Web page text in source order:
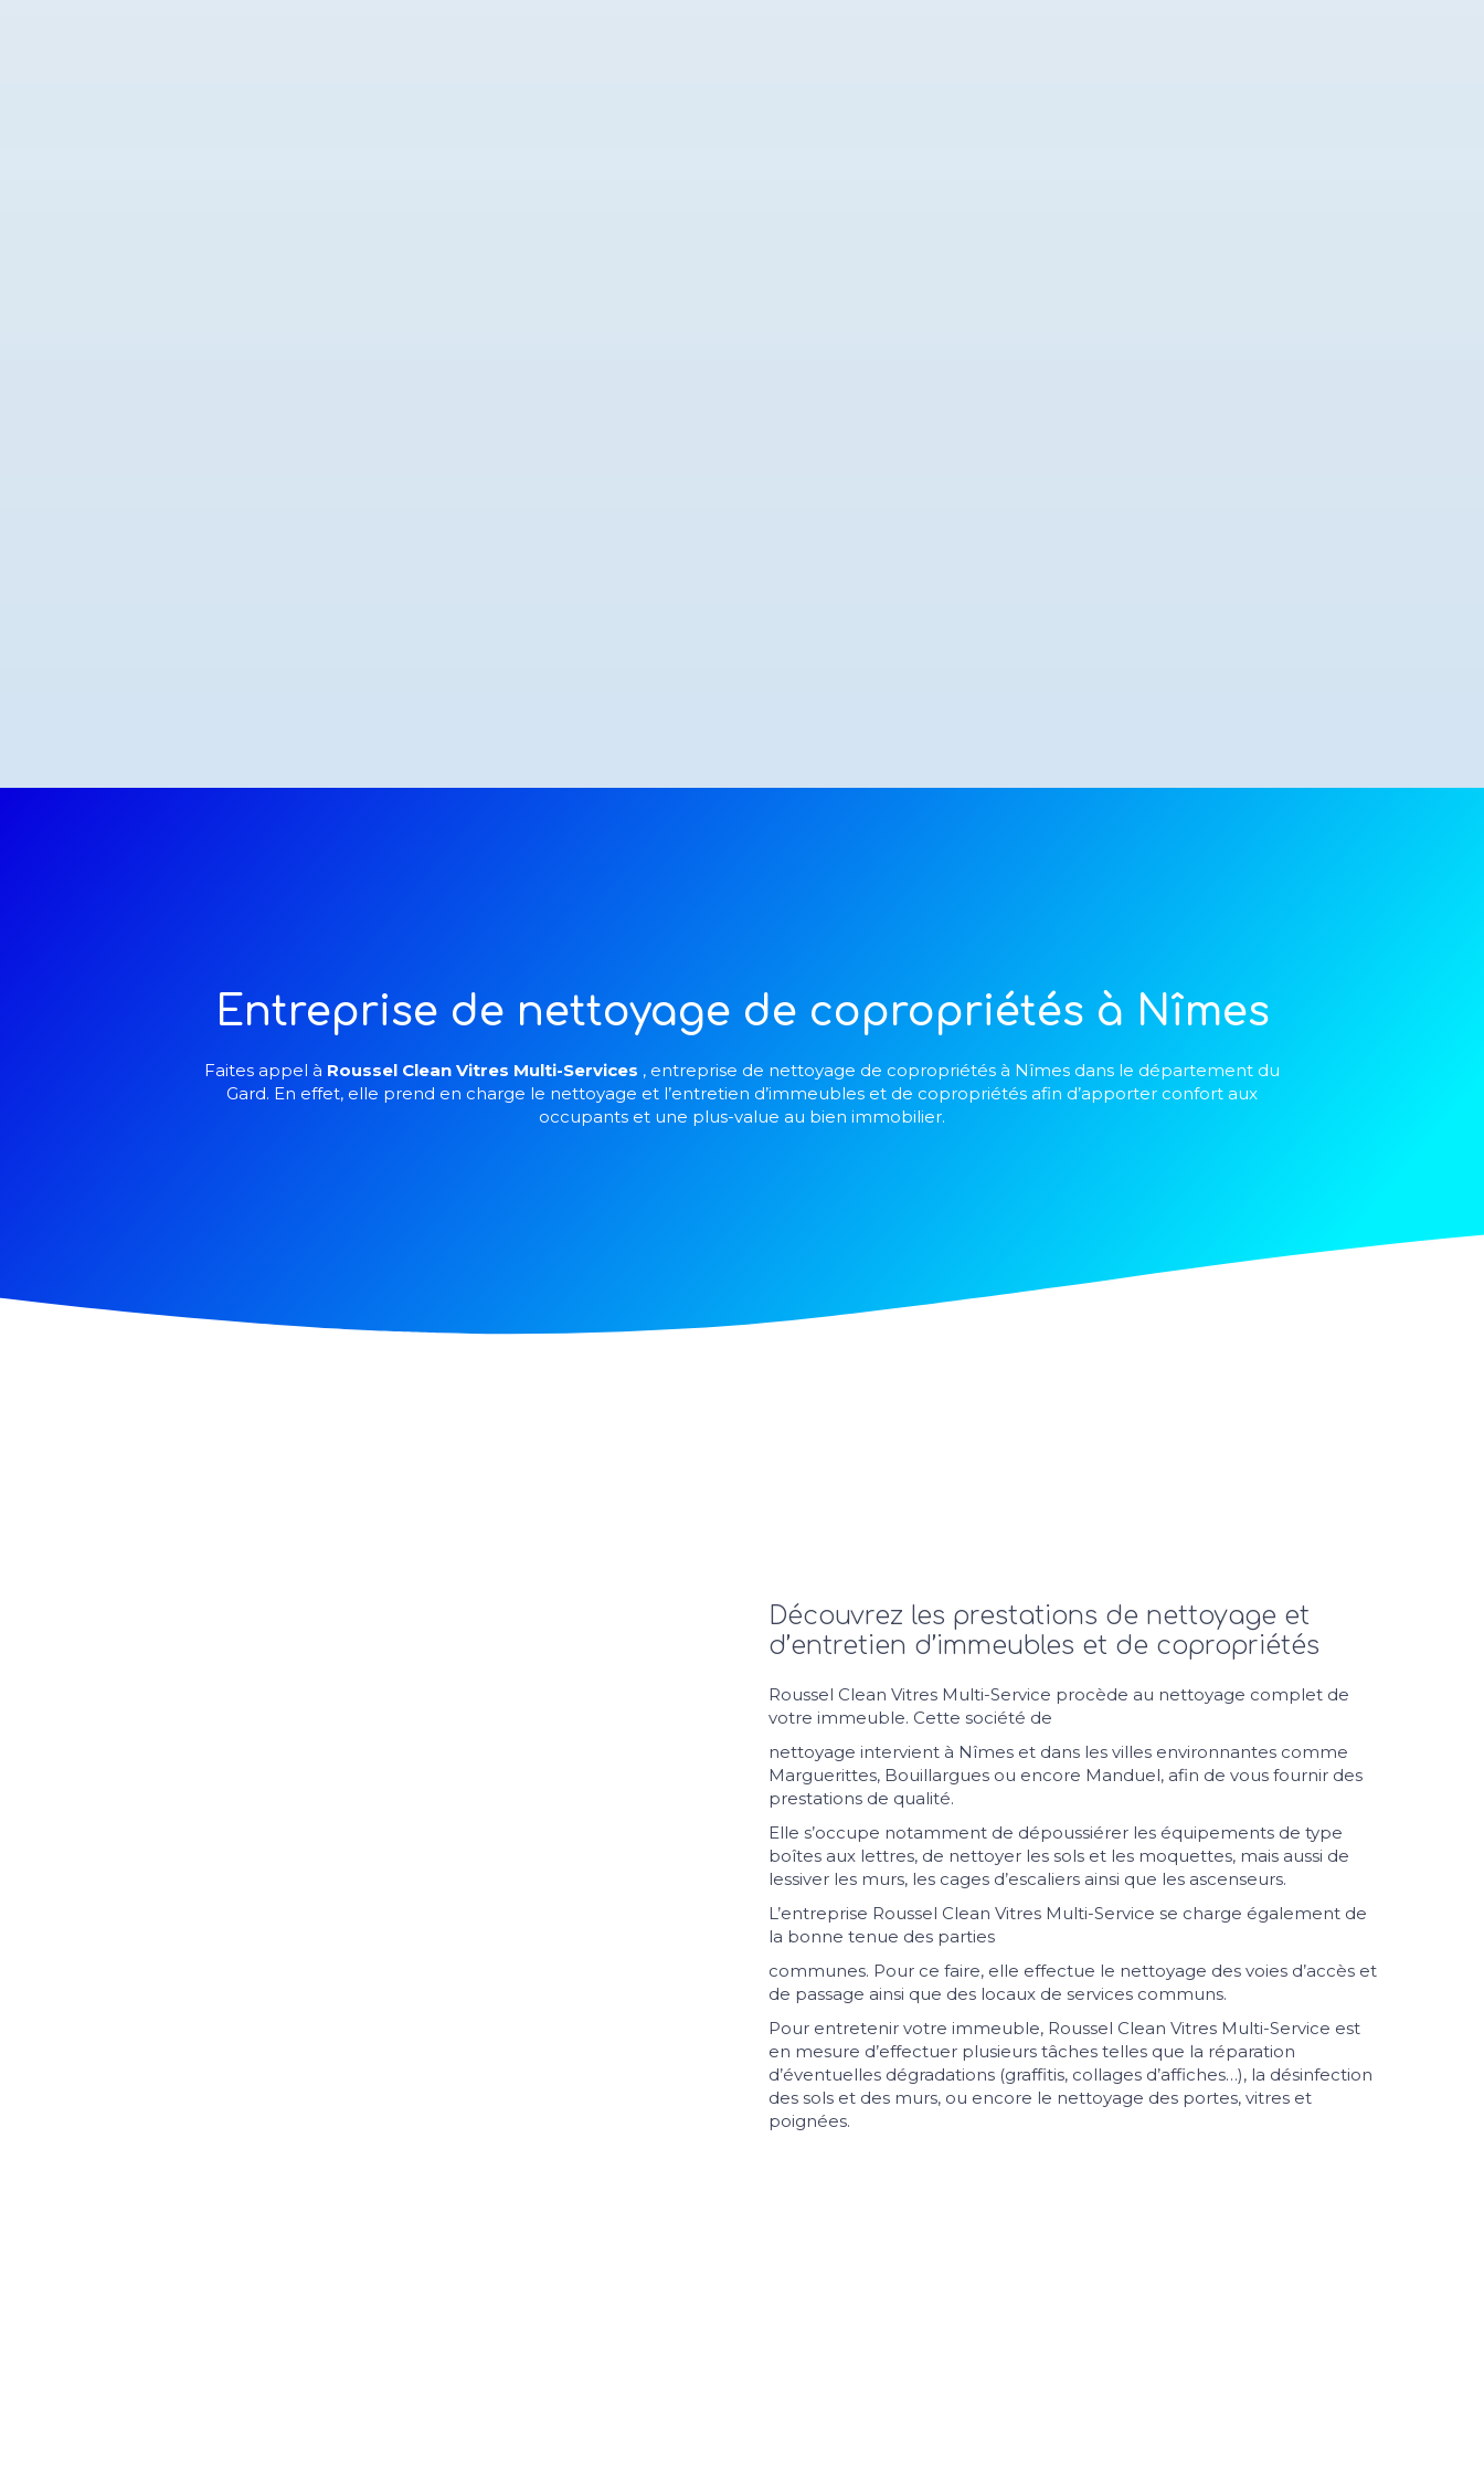
Entreprise de nettoyage de copropriétés à Nîmes
Faites appel à Roussel Clean Vitres Multi-Services , entreprise de nettoyage de copropriétés à Nîmes dans le département du
Gard. En effet, elle prend en charge le nettoyage et l’entretien d’immeubles et de copropriétés afin d’apporter confort aux
occupants et une plus-value au bien immobilier.
Découvrez les prestations de nettoyage et
d’entretien d’immeubles et de copropriétés
Roussel Clean Vitres Multi-Service procède au nettoyage complet de
votre immeuble. Cette société de
nettoyage intervient à Nîmes et dans les villes environnantes comme
Marguerittes, Bouillargues ou encore Manduel, afin de vous fournir des
prestations de qualité.
Elle s’occupe notamment de dépoussiérer les équipements de type
boîtes aux lettres, de nettoyer les sols et les moquettes, mais aussi de
lessiver les murs, les cages d’escaliers ainsi que les ascenseurs.
L’entreprise Roussel Clean Vitres Multi-Service se charge également de
la bonne tenue des parties
communes. Pour ce faire, elle effectue le nettoyage des voies d’accès et
de passage ainsi que des locaux de services communs.
Pour entretenir votre immeuble, Roussel Clean Vitres Multi-Service est
en mesure d’effectuer plusieurs tâches telles que la réparation
d’éventuelles dégradations (graffitis, collages d’affiches…), la désinfection
des sols et des murs, ou encore le nettoyage des portes, vitres et
poignées.